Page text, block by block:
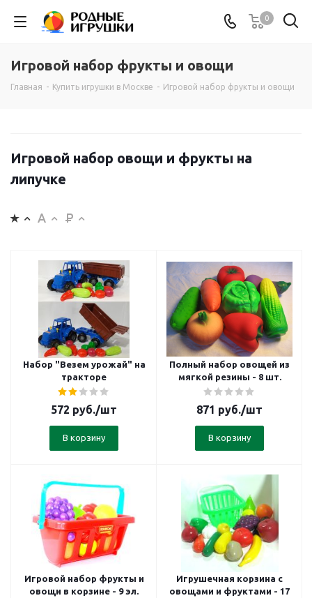
0
Игровой набор фрукты и овощи
Главная - Купить игрушки в Москве - Игровой набор фрукты и овощи
Игровой набор овощи и фрукты на
липучке
Набор "Везем урожай" на
тракторе
572 руб./шт
В корзину
Полный набор овощей из
мягкой резины - 8 шт.
871 руб./шт
В корзину
Игровой набор фрукты и
овощи в корзине - 9 эл.
Игрушечная корзина с
овощами и фруктами - 17